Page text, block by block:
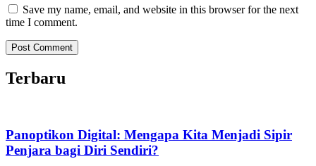
Save my name, email, and website in this browser for the next
time I comment.
Terbaru
Panoptikon Digital: Mengapa Kita Menjadi Sipir
Penjara bagi Diri Sendiri?